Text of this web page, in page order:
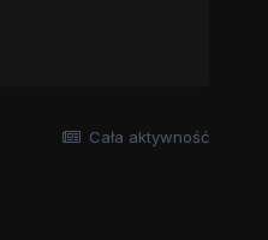
Cała aktywność